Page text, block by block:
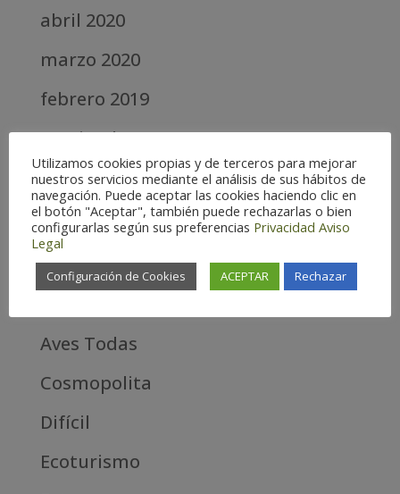
abril 2020
marzo 2020
febrero 2019
septiembre 2018
Categories
Alta
Alta Montaña
Aves Todas
Cosmopolita
Difícil
Ecoturismo
Utilizamos cookies propias y de terceros para mejorar
nuestros servicios mediante el análisis de sus hábitos de
navegación. Puede aceptar las cookies haciendo clic en
el botón "Aceptar", también puede rechazarlas o bien
configurarlas según sus preferencias Privacidad Aviso
Legal
Configuración de Cookies ACEPTAR Rechazar